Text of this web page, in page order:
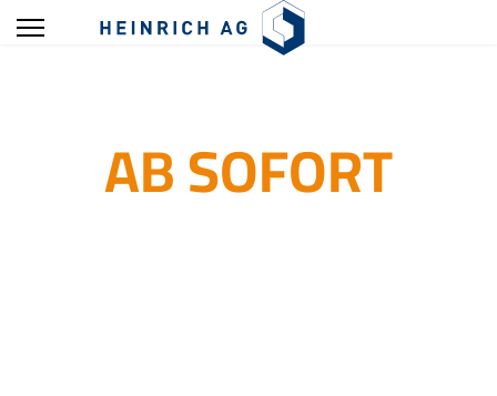
AB SOFORT